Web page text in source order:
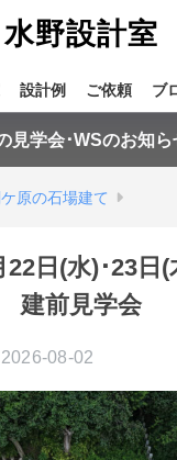
水野設計室
設計例 ご依頼 ブ
見学会･WSのお知ら
原の石場建て
22日(水)･23
建前見学会
2026-08-02